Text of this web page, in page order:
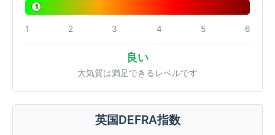
1
1 2 3 4 5 6
良い
大気質は満足できるレベルです
英国DEFRA指数